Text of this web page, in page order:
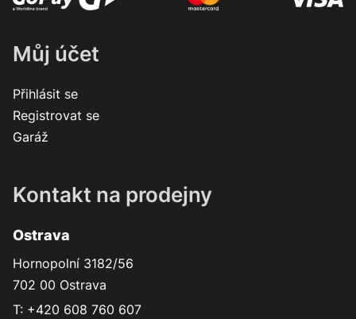
Můj účet
Přihlásit se
Registrovat se
Garáž
Kontakt na prodejny
Ostrava
Hornopolní 3182/56
702 00 Ostrava
T: +420 608 760 607